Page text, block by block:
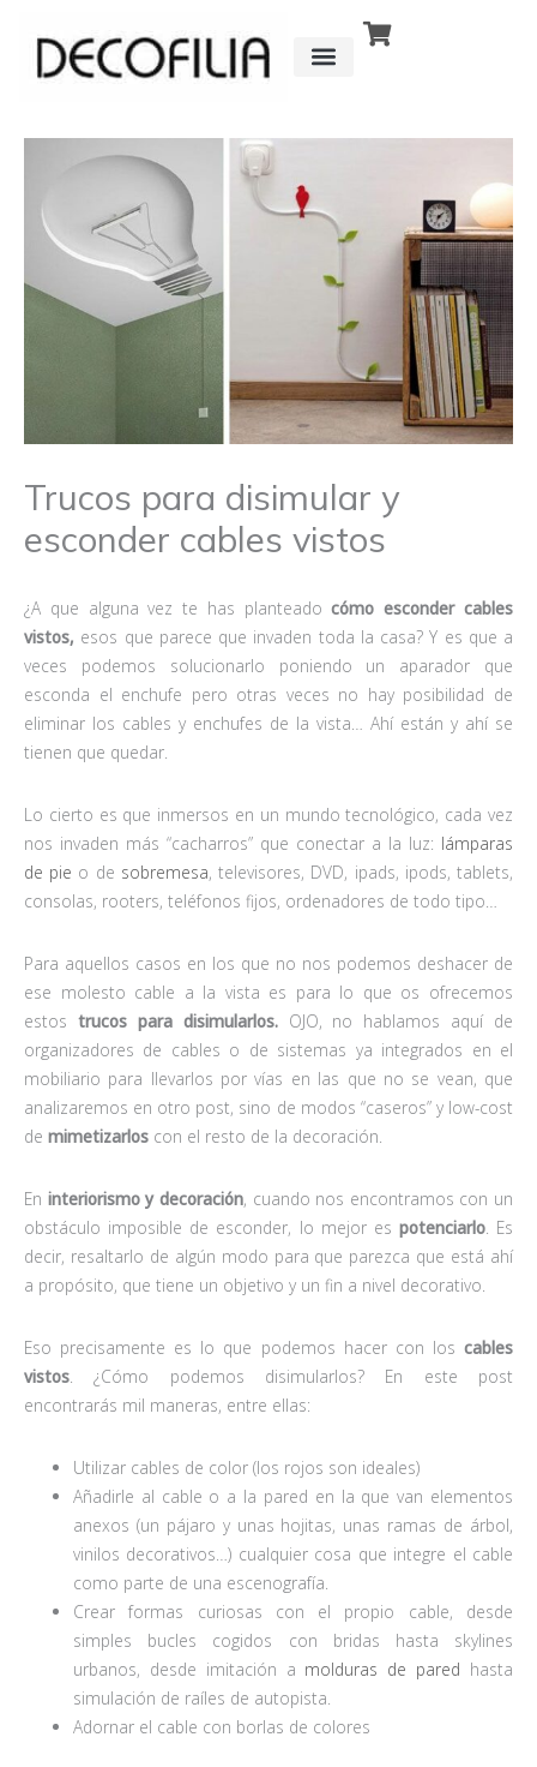
contenido
Trucos para disimular y
esconder cables vistos
¿A que alguna vez te has planteadocómo esconder cables
vistos, esos que parece que invaden toda la casa? Y es que a
veces podemos solucionarlo poniendo un aparador que
esconda el enchufe pero otras veces no hay posibilidad de
eliminar los cables y enchufes de la vista… Ahí están y ahí se
tienen que quedar.
Lo cierto es que inmersos en un mundo tecnológico, cada vez
nos invaden más “cacharros” que conectar a la luz: lámparas
de pie o de sobremesa, televisores, DVD, ipads, ipods, tablets,
consolas, rooters, teléfonos fijos, ordenadores de todo tipo…
Para aquellos casos en los que no nos podemos deshacer de
ese molesto cable a la vista es para lo que os ofrecemos
estos trucos para disimularlos. OJO, no hablamos aquí de
organizadores de cables o de sistemas ya integrados en el
mobiliario para llevarlos por vías en las que no se vean, que
analizaremos en otro post, sino de modos “caseros” y low-cost
de mimetizarlos con el resto de la decoración.
En interiorismo y decoración, cuando nos encontramos con un
obstáculo imposible de esconder, lo mejor es potenciarlo. Es
decir, resaltarlo de algún modo para que parezca que está ahí
a propósito, que tiene un objetivo y un fin a nivel decorativo.
Eso precisamente es lo que podemos hacer con los cables
vistos. ¿Cómo podemos disimularlos? En este post
encontrarás mil maneras, entre ellas:
Utilizar cables de color (los rojos son ideales)
Añadirle al cable o a la pared en la que van elementos
anexos (un pájaro y unas hojitas, unas ramas de árbol,
vinilos decorativos…) cualquier cosa que integre el cable
como parte de una escenografía.
Crear formas curiosas con el propio cable, desde
simples bucles cogidos con bridas hasta skylines
urbanos, desde imitación a molduras de pared hasta
simulación de raíles de autopista.
Adornar el cable con borlas de colores